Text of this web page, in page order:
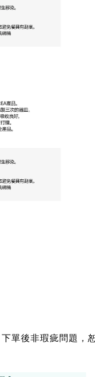
單後非瑕疵問題，